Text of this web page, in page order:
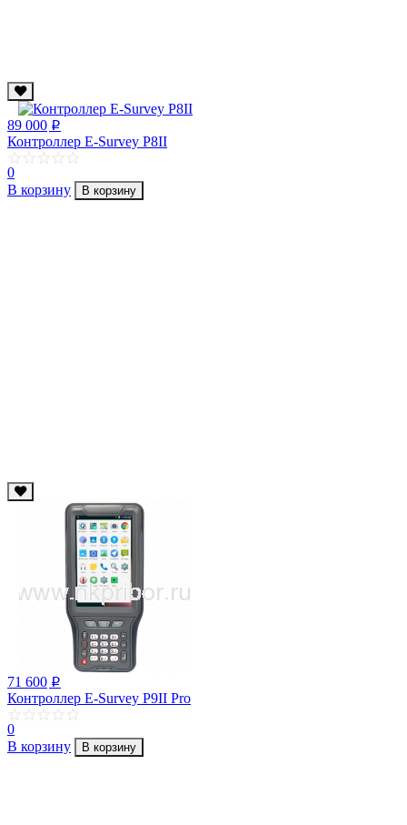
89 000 p
Контроллер E-Survey P8II
0
В корзину
В корзину
71 600 p
Контроллер E-Survey P9II Pro
0
В корзину
В корзину